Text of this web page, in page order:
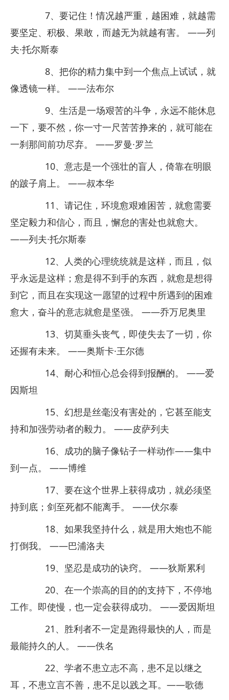
7、要记住！情况越严重，越困难，就越需
要坚定、积极、果敢，而越无为就越有害。 ——列
夫·托尔斯泰
8、把你的精力集中到一个焦点上试试，就
像透镜一样。 ——法布尔
9、生活是一场艰苦的斗争，永远不能休息
一下，要不然，你一寸一尺苦苦挣来的，就可能在
一刹那间前功尽弃。 ——罗曼·罗兰
10、意志是一个强壮的盲人，倚靠在明眼
的跛子肩上。 ——叔本华
11、请记住，环境愈艰难困苦，就愈需要
坚定毅力和信心，而且，懈怠的害处也就愈大。
——列夫·托尔斯泰
12、人类的心理统统就是这样，而且，似
乎永远是这样；愈是得不到手的东西，就愈是想得
到它，而且在实现这一愿望的过程中所遇到的困难
愈大，奋斗的意志就愈是坚强。 ——乔万尼奥里
13、切莫垂头丧气，即使失去了一切，你
还握有未来。 ——奥斯卡·王尔德
14、耐心和恒心总会得到报酬的。 ——爱
因斯坦
15、幻想是丝毫没有害处的，它甚至能支
持和加强劳动者的毅力。 ——皮萨列夫
16、成功的脑子像钻子一样动作——集中
到一点。 ——博维
17、要在这个世界上获得成功，就必须坚
持到底；剑至死都不能离手。 ——伏尔泰
18、如果我坚持什么，就是用大炮也不能
打倒我。 ——巴浦洛夫
19、坚忍是成功的诀窍。 ——狄斯累利
20、在一个崇高的目的的支持下，不停地
工作。即使慢，也一定会获得成功。 ——爱因斯坦
21、胜利者不一定是跑得最快的人，而是
最能持久的人。 ——佚名
22、学者不患立志不高，患不足以继之
耳，不患立言不善，患不足以践之耳。——歌德